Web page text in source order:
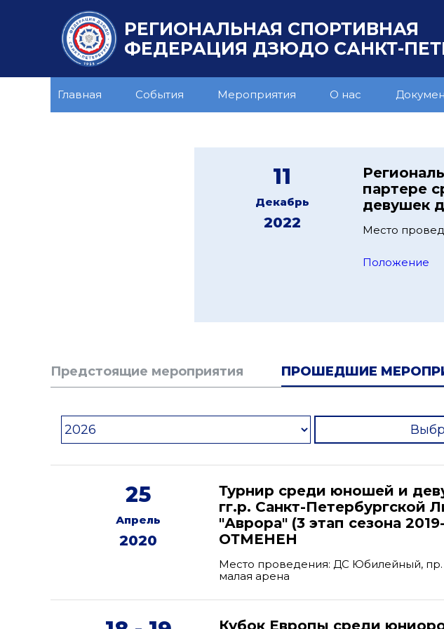
РЕГИОНАЛЬНАЯ СПОРТИВНАЯ
ФЕДЕРАЦИЯ ДЗЮДО САНКТ-
Главная События Мероприятия О нас
11
Декабрь
2022
партере
девушек
Место
Положение
Предстоящие мероприятия ПРОШЕДШИЕ
25
Апрель
2020
Турнир среди юношей и
гг.р. Санкт-Петербургской
"Аврора" (3 этап сезона
ОТМЕНЕН
Место проведения: ДС Юбилейный,
малая арена
Кубок Европы среди